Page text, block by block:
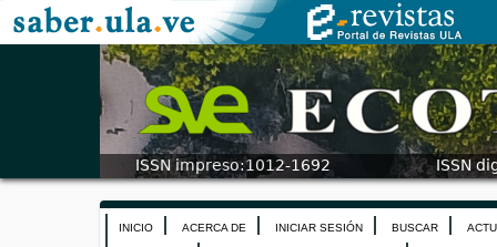
INICIO ACERCA DE INICIAR SESIÓN BUSCAR